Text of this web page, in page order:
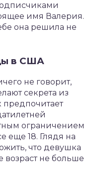
имя Валерия.
она решила не
в США
не говорит,
секрета из
предпочитает
ограничением
еще 18. Глядя на
что девушка
возраст не больше